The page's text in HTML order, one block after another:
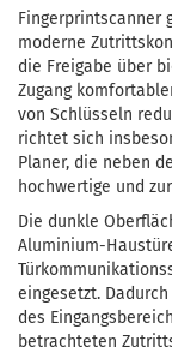
Fingerprintscanner
moderne
die Freigabe über
Zugang
von Schlüsseln
richtet sich
Planer, die neben
hochwertige und
Die dunkle
Aluminium-
eingesetzt.
des
betrachteten